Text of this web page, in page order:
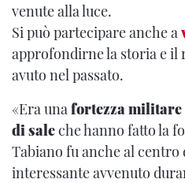
venute alla luce.
Si può partecipare anche a
approfondirne la storia e il
avuto nel passato.
«Era una fortezza militare
di saleche hanno fatto la
Tabiano fu anche al centro
interessante avvenuto